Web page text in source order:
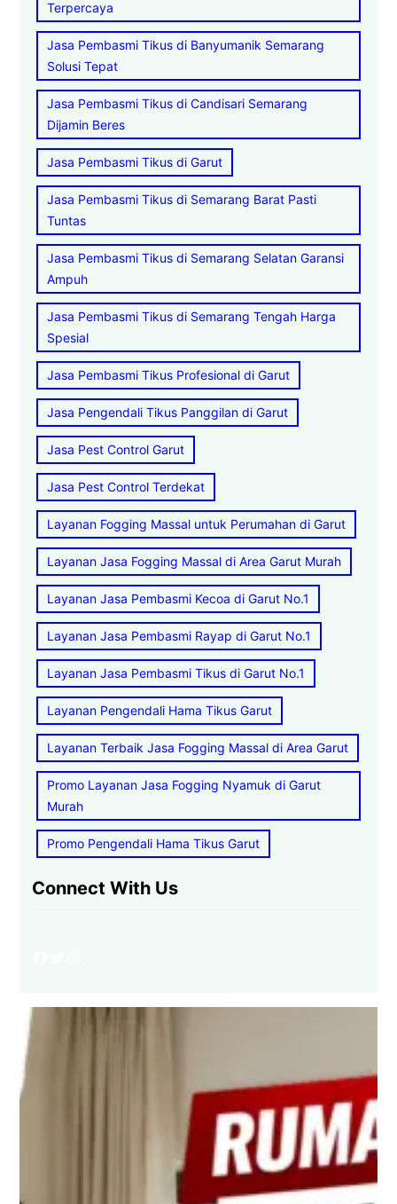
Terpercaya
Jasa Pembasmi Tikus di Banyumanik Semarang
Solusi Tepat
Jasa Pembasmi Tikus di Candisari Semarang
Dijamin Beres
Jasa Pembasmi Tikus di Garut
Jasa Pembasmi Tikus di Semarang Barat Pasti
Tuntas
Jasa Pembasmi Tikus di Semarang Selatan Garansi
Ampuh
Jasa Pembasmi Tikus di Semarang Tengah Harga
Spesial
Jasa Pembasmi Tikus Profesional di Garut
Jasa Pengendali Tikus Panggilan di Garut
Jasa Pest Control Garut
Jasa Pest Control Terdekat
Layanan Fogging Massal untuk Perumahan di Garut
Layanan Jasa Fogging Massal di Area Garut Murah
Layanan Jasa Pembasmi Kecoa di Garut No.1
Layanan Jasa Pembasmi Rayap di Garut No.1
Layanan Jasa Pembasmi Tikus di Garut No.1
Layanan Pengendali Hama Tikus Garut
Layanan Terbaik Jasa Fogging Massal di Area Garut
Promo Layanan Jasa Fogging Nyamuk di Garut
Murah
Promo Pengendali Hama Tikus Garut
Connect With Us